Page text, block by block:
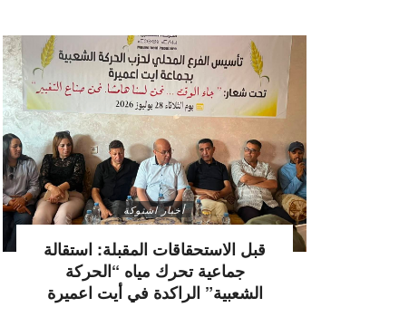
أخبار اشتوكة
قبل الاستحقاقات المقبلة: استقالة
جماعية تحرك مياه “الحركة
الشعبية” الراكدة في أيت اعميرة